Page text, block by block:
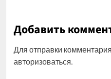
Добавить
Для отправки
авторизоваться.